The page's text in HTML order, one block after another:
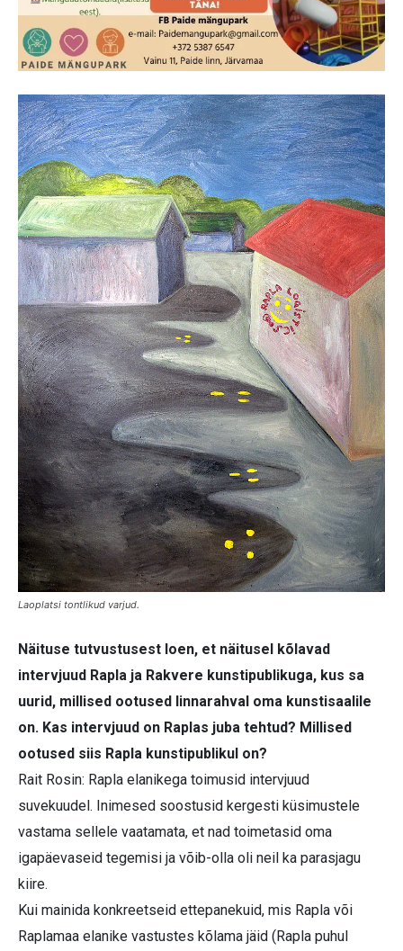
Laoplatsi tontlikud varjud.
Näituse tutvustusest loen, et näitusel kõlavad
intervjuud Rapla ja Rakvere kunstipublikuga, kus sa
uurid, millised ootused linnarahval oma kunstisaalile
on. Kas intervjuud on Raplas juba tehtud? Millised
ootused siis Rapla kunstipublikul on?
Rait Rosin: Rapla elanikega toimusid intervjuud
suvekuudel. Inimesed soostusid kergesti küsimustele
vastama sellele vaatamata, et nad toimetasid oma
igapäevaseid tegemisi ja võib-olla oli neil ka parasjagu
kiire.
Kui mainida konkreetseid ettepanekuid, mis Rapla või
Raplamaa elanike vastustes kõlama jäid (Rapla puhul